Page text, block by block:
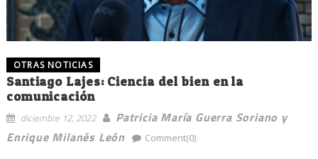
OTRAS NOTICIAS
Santiago Lajes: Ciencia del bien en la
comunicación
diciembre 12, 2022
Patricia María Guerra Soriano y
Enrique Milanés León
Comment(0)